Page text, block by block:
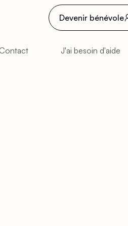
Devenir bénévole
J'ai besoin d'aide